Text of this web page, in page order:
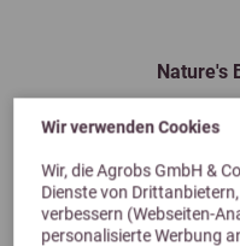
Wir verwenden Cookies
Wir, die Agrobs GmbH &
Dienste von
verbessern (Webseiten-
personalisierte Werbung
Nature's